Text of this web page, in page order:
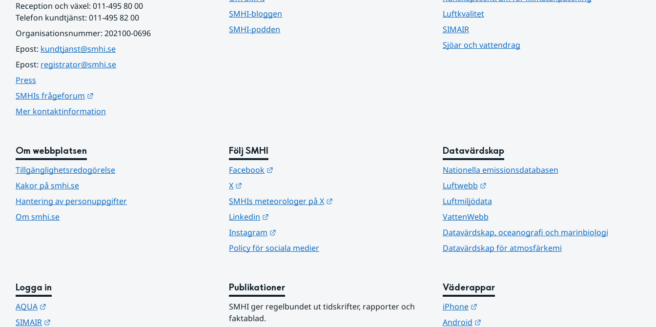
Reception och växel: 011-495 80 00
Telefon kundtjänst: 011-495 82 00
Organisationsnummer: 202100-0696
Epost: kundtjanst@smhi.se
Epost: registrator@smhi.se
Press
SMHIs frågeforum
Mer kontaktinformation
SMHI-bloggen
SMHI-podden
Luftkvalitet
SIMAIR
Sjöar och vattendrag
Om webbplatsen
Tillgänglighetsredogörelse
Kakor på smhi.se
Hantering av personuppgifter
Om smhi.se
Följ SMHI
Facebook
X
SMHIs meteorologer på X
Linkedin
Instagram
Policy för sociala medier
Datavärdskap
Nationella emissionsdatabasen
Luftwebb
Länk till annan webbplats.
Luftmiljödata
VattenWebb
Datavärdskap, oceanografi och marinbiologi
Datavärdskap för atmosfärkemi
Logga in
AQUA
SIMAIR
Publikationer
SMHI ger regelbundet ut tidskrifter, rapporter och
faktablad.
Väderappar
iPhone
Länk till annan webbplats.
Android
Länk till annan webbplats.